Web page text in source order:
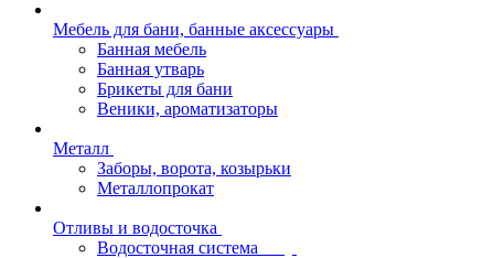
Мебель для бани, банные аксессуары
Банная мебель
Банная утварь
Брикеты для бани
Веники, ароматизаторы
Металл
Заборы, ворота, козырьки
Металлопрокат
Отливы и водосточка
Водосточная система